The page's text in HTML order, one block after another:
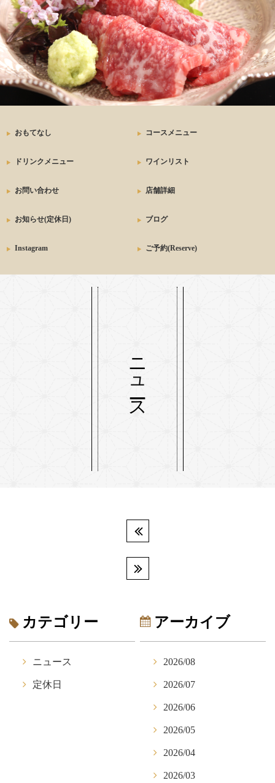
おもてなし コースメニュー
ドリンクメニュー ワインリスト
お問い合わせ 店舗詳細
お知らせ(定休日) ブログ
Instagram ご予約(Reserve)
ニュース
カテゴリー
ニュース
定休日
アーカイブ
2026/08
2026/07
2026/06
2026/05
2026/04
2026/03